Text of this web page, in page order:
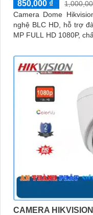
850,000 ₫
Camera Dome
nghệ BLC HD, hỗ trợ
MP FULL HD 1080P,
CAMERA